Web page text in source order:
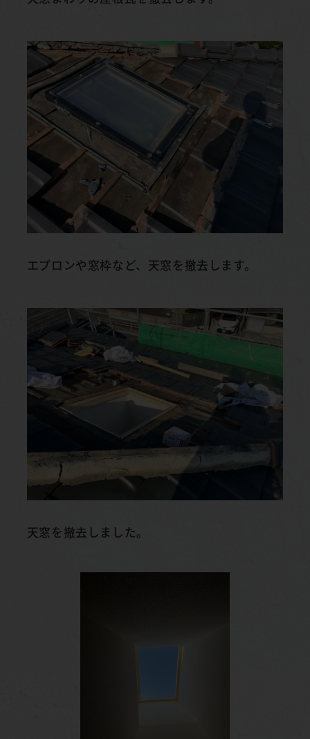
エプロンや窓枠など、天窓を撤去します。
天窓を撤去しました。